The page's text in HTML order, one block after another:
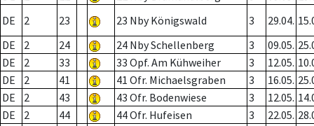
DE
2 23 23 Nby Königswald 3 29.04.
DE
2 24 24 Nby Schellenberg 3 09.05.
DE
2 33 33 Opf. Am Kühweiher 3 12.05.
DE
2 41 41 Ofr. Michaelsgraben 3 16.05.
DE
2 43 43 Ofr. Bodenwiese 3 12.05.
DE
2 44 44 Ofr. Hufeisen 3 22.05.